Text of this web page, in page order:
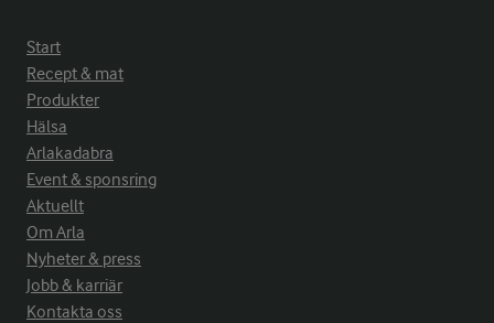
Start
Recept & mat
Produkter
Hälsa
Arlakadabra
Event & sponsring
Aktuellt
Om Arla
Nyheter & press
Jobb & karriär
Kontakta oss